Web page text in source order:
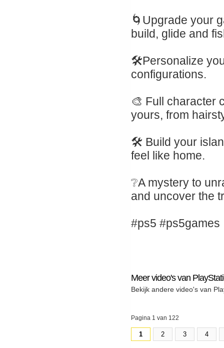
🌀Upgrade your
build, glide and
🛠️Personalize
configurations.
🎨 Full character
yours, from
🛠️ Build your
feel like home.
❔A mystery to
and uncover the
#ps5 #ps5games
Meer video's van
Bekijk andere video's van
Pagina 1 van 122
1 2 3 4